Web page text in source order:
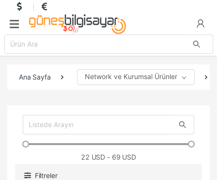
Ana Sayfa Network ve Kurumsal Ürünler
22 USD - 69 USD
Filtreler